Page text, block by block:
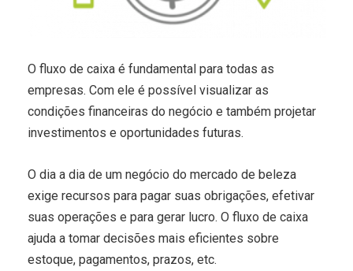
O fluxo de caixa é fundamental para todas as
empresas. Com ele é possível visualizar as
condições financeiras do negócio e também projetar
investimentos e oportunidades futuras.
O dia a dia de um negócio do mercado de beleza
exige recursos para pagar suas obrigações, efetivar
suas operações e para gerar lucro. O fluxo de caixa
ajuda a tomar decisões mais eficientes sobre
estoque, pagamentos, prazos, etc.